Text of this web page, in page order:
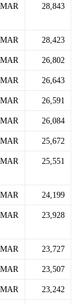
MAR 28,843
MAR 28,423
MAR 26,802
MAR 26,643
MAR 26,591
MAR 26,084
MAR 25,672
MAR 25,551
MAR 24,199
MAR 23,928
MAR 23,727
MAR 23,507
MAR 23,242